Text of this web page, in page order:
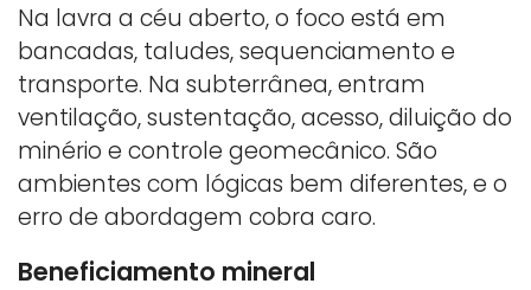
Na lavra a céu aberto, o foco está em
bancadas, taludes, sequenciamento e
transporte. Na subterrânea, entram
ventilação, sustentação, acesso, diluição do
minério e controle geomecânico. São
ambientes com lógicas bem diferentes, e o
erro de abordagem cobra caro.
Beneficiamento mineral